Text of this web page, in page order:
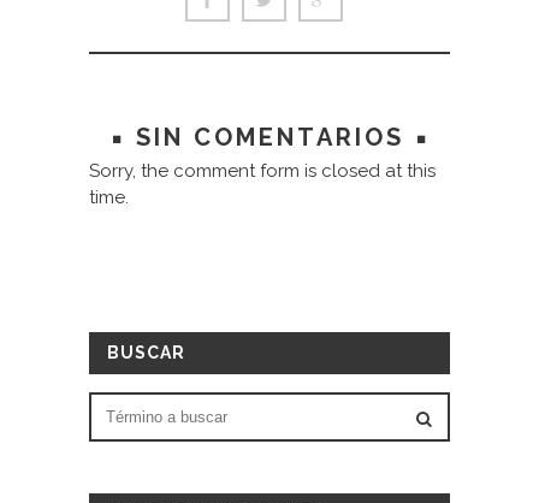
SIN COMENTARIOS
Sorry, the comment form is closed at this
time.
BUSCAR